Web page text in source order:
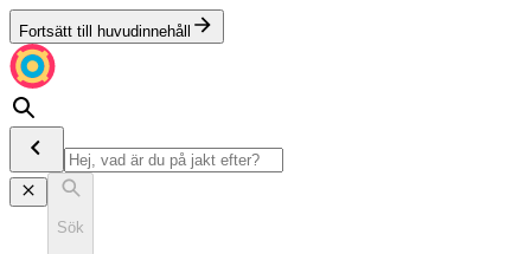
Fortsätt till huvudinnehåll
Sök